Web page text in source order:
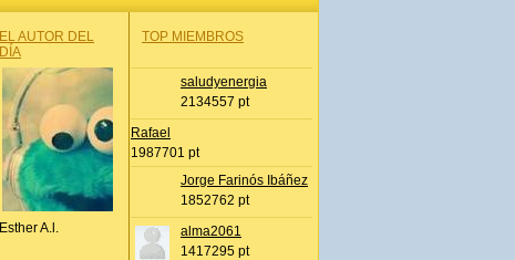
EL AUTOR DEL
DÍA
Esther A.l.
TOP MIEMBROS
saludyenergia
2134557 pt
Rafael
1987701 pt
Jorge Farinós Ibáñez
1852762 pt
alma2061
1417295 pt